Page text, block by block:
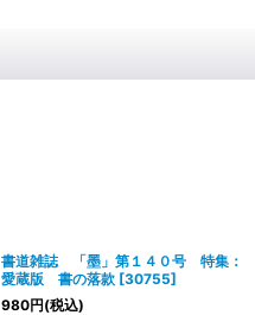
書道雑誌 「墨」第１４０号 特集：
愛蔵版 書の落款 [30755]
980円(税込)